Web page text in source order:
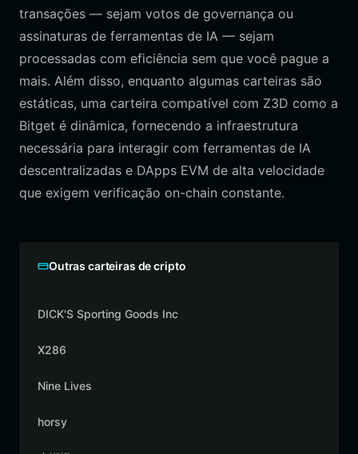
transações — sejam votos de governança ou
assinaturas de ferramentas de IA — sejam
processadas com eficiência sem que você pague a
mais. Além disso, enquanto algumas carteiras são
estáticas, uma carteira compatível com Z3D como a
Bitget é dinâmica, fornecendo a infraestrutura
necessária para interagir com ferramentas de IA
descentralizadas e DApps EVM de alta velocidade
que exigem verificação on-chain constante.
Outras carteiras de cripto
DICK'S Sporting Goods Inc
X286
Nine Lives
horsy